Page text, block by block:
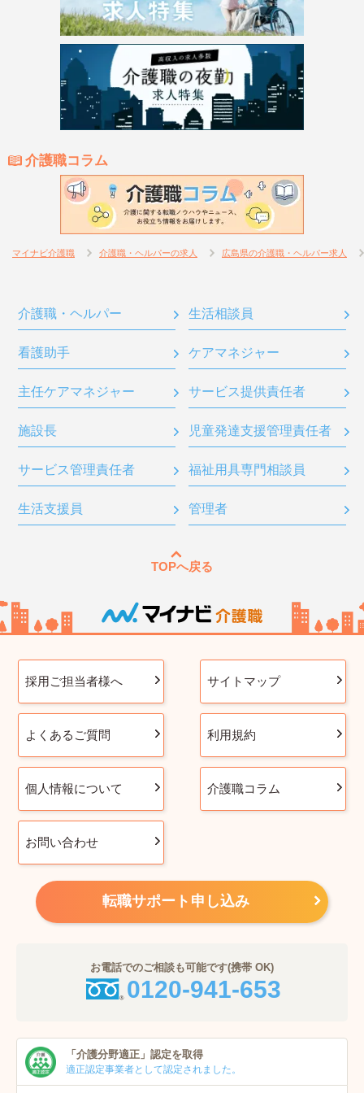
介護職コラム
マイナビ介護職 介護職・ヘルパーの求人 広島県の介護職・ヘルパー求人
介護職・ヘルパー 生活相談員
看護助手 ケアマネジャー
主任ケアマネジャー サービス提供責任者
施設長 児童発達支援管理責任者
サービス管理責任者 福祉用具専門相談員
生活支援員 管理者
TOPへ戻る
採用ご担当者様へ サイトマップ
よくあるご質問 利用規約
個人情報について 介護職コラム
お問い合わせ
転職サポート申し込み
お電話でのご相談も可能です(携帯 OK)
0120-941-653
「介護分野適正」 認定を取得
適正認定事業者として認定されました。